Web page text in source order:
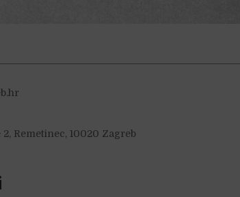
Remetinec, 10020 Zagreb